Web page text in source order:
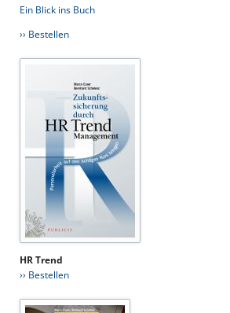
Ein Blick ins Buch
›› Bestellen
HR Trend
›› Bestellen